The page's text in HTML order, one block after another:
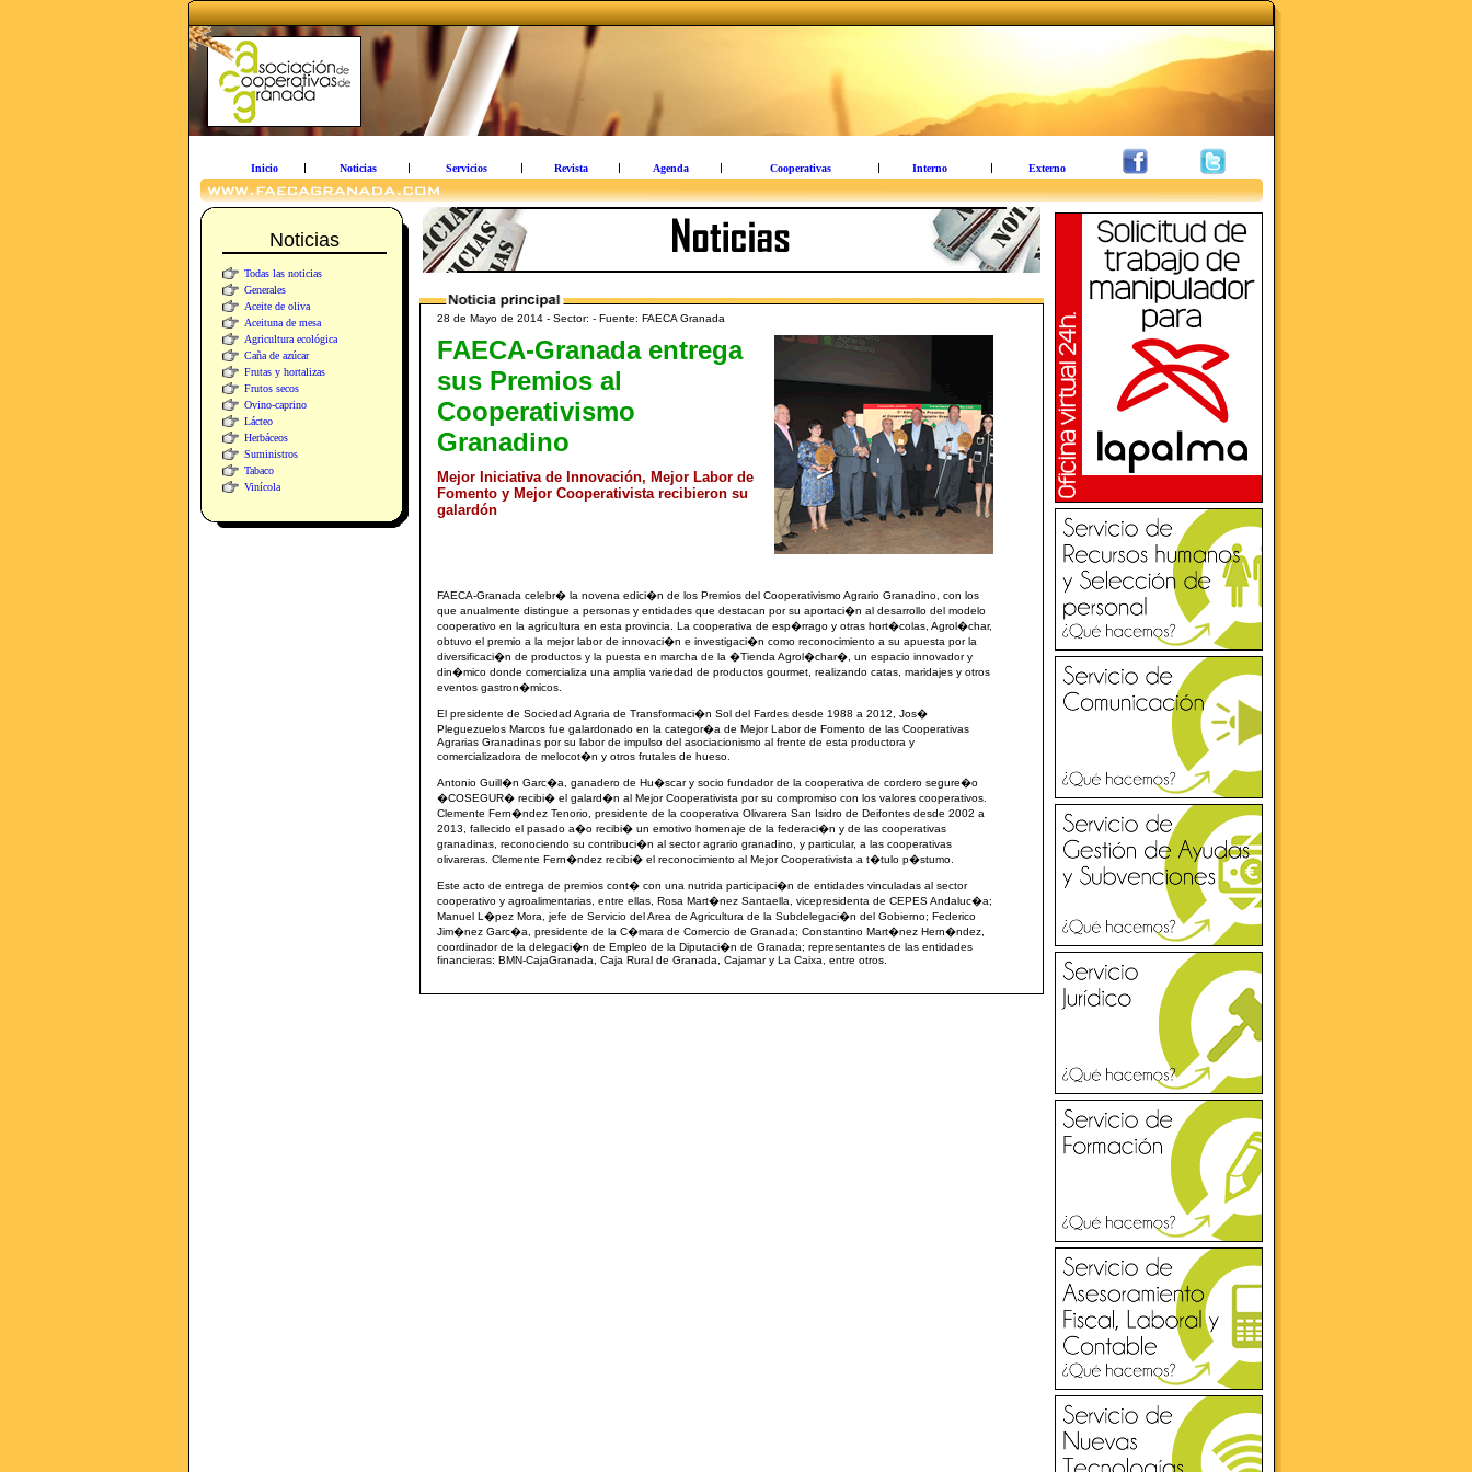
Inicio Noticias Servicios Revista Agenda Cooperativas Interno Externo
Noticias
Todas las noticias
Generales
Aceite de oliva
Aceituna de mesa
Agricultura ecológica
Caña de azúcar
Frutas y hortalizas
Frutos secos
Ovino-caprino
Lácteo
Herbáceos
Suministros
Tabaco
Vinícola
28 de Mayo de 2014 - Sector: - Fuente: FAECA Granada
FAECA-Granada entrega
sus Premios al
Cooperativismo
Granadino
Mejor Iniciativa de Innovación, Mejor Labor de
Fomento y Mejor Cooperativista recibieron su
galardón
FAECA-Granada celebr� la novena edici�n de los Premios del Cooperativismo Agrario Granadino, con los
que anualmente distingue a personas y entidades que destacan por su aportaci�n al desarrollo del modelo
cooperativo en la agricultura en esta provincia. La cooperativa de esp�rrago y otras hort�colas, Agrol�char,
obtuvo el premio a la mejor labor de innovaci�n e investigaci�n como reconocimiento a su apuesta por la
diversificaci�n de productos y la puesta en marcha de la �Tienda Agrol�char�, un espacio innovador y
din�mico donde comercializa una amplia variedad de productos gourmet, realizando catas, maridajes y otros
eventos gastron�micos.
El presidente de Sociedad Agraria de Transformaci�n Sol del Fardes desde 1988 a 2012, Jos�
Pleguezuelos Marcos fue galardonado en la categor�a de Mejor Labor de Fomento de las Cooperativas
Agrarias Granadinas por su labor de impulso del asociacionismo al frente de esta productora y
comercializadora de melocot�n y otros frutales de hueso.
Antonio Guill�n Garc�a, ganadero de Hu�scar y socio fundador de la cooperativa de cordero segure�o
�COSEGUR� recibi� el galard�n al Mejor Cooperativista por su compromiso con los valores cooperativos.
Clemente Fern�ndez Tenorio, presidente de la cooperativa Olivarera San Isidro de Deifontes desde 2002 a
2013, fallecido el pasado a�o recibi� un emotivo homenaje de la federaci�n y de las cooperativas
granadinas, reconociendo su contribuci�n al sector agrario granadino, y particular, a las cooperativas
olivareras. Clemente Fern�ndez recibi� el reconocimiento al Mejor Cooperativista a t�tulo p�stumo.
Este acto de entrega de premios cont� con una nutrida participaci�n de entidades vinculadas al sector
cooperativo y agroalimentarias, entre ellas, Rosa Mart�nez Santaella, vicepresidenta de CEPES Andaluc�a;
Manuel L�pez Mora, jefe de Servicio del Area de Agricultura de la Subdelegaci�n del Gobierno; Federico
Jim�nez Garc�a, presidente de la C�mara de Comercio de Granada; Constantino Mart�nez Hern�ndez,
coordinador de la delegaci�n de Empleo de la Diputaci�n de Granada; representantes de las entidades
financieras: BMN-CajaGranada, Caja Rural de Granada, Cajamar y La Caixa, entre otros.